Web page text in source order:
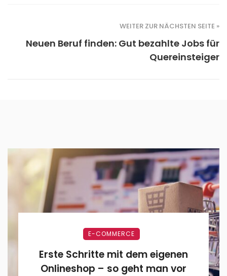
WEITER ZUR NÄCHSTEN SEITE »
Neuen Beruf finden: Gut bezahlte Jobs für
Quereinsteiger
E-COMMERCE
Erste Schritte mit dem eigenen
Onlineshop – so geht man vor